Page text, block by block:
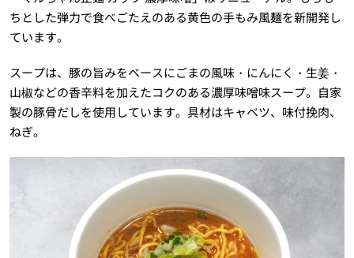
ちとした弾力で食べごたえのある黄色の手もみ風麺を新開発し
ています。
スープは、豚の旨みをベースにごまの風味・にんにく・生姜・
山椒などの香辛料を加えたコクのある濃厚味噌味スープ。自家
製の豚骨だしを使用しています。具材はキャベツ、味付挽肉、
ねぎ。